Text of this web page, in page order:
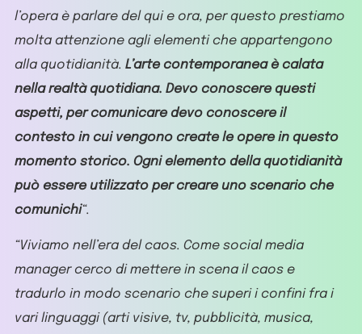
l’opera è parlare del qui e ora, per questo prestiamo
molta attenzione agli elementi che appartengono
alla quotidianità. L’arte contemporanea è calata
nella realtà quotidiana. Devo conoscere questi
aspetti, per comunicare devo conoscere il
contesto in cui vengono create le opere in questo
momento storico. Ogni elemento della quotidianità
può essere utilizzato per creare uno scenario che
comunichi“.
“Viviamo nell’era del caos. Come social media
manager cerco di mettere in scena il caos e
tradurlo in modo scenario che superi i confini fra i
vari linguaggi (arti visive, tv, pubblicità, musica,